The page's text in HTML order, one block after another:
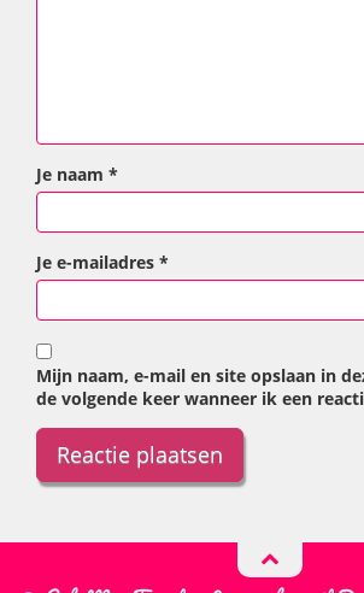
Je naam *
Je e-mailadres *
Mijn naam, e-mail en site opslaan in
de volgende keer wanneer ik een